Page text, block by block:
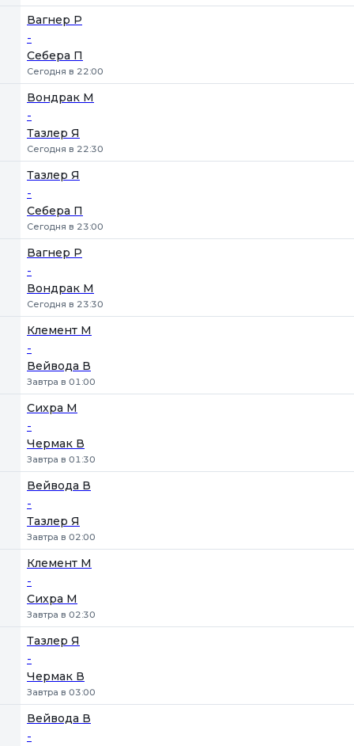
Вагнер Р
-
Себера П
Сегодня в 22:00
Вондрак М
-
Тазлер Я
Сегодня в 22:30
Тазлер Я
-
Себера П
Сегодня в 23:00
Вагнер Р
-
Вондрак М
Сегодня в 23:30
Клемент М
-
Вейвода В
Завтра в 01:00
Сихра М
-
Чермак В
Завтра в 01:30
Вейвода В
-
Тазлер Я
Завтра в 02:00
Клемент М
-
Сихра М
Завтра в 02:30
Тазлер Я
-
Чермак В
Завтра в 03:00
Вейвода В
-